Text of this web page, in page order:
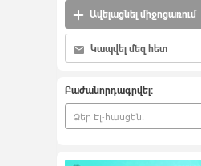
Ավելացնել միջոցառում
Կապվել մեզ հետ
Բաժանորդագրվել: